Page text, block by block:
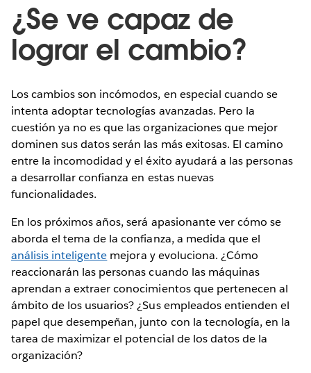
¿Se ve capaz de
lograr el cambio?
Los cambios son incómodos, en especial cuando se
intenta adoptar tecnologías avanzadas. Pero la
cuestión ya no es que las organizaciones que mejor
dominen sus datos serán las más exitosas. El camino
entre la incomodidad y el éxito ayudará a las personas
a desarrollar confianza en estas nuevas
funcionalidades.
En los próximos años, será apasionante ver cómo se
aborda el tema de la confianza, a medida que el
análisis inteligente mejora y evoluciona. ¿Cómo
reaccionarán las personas cuando las máquinas
aprendan a extraer conocimientos que pertenecen al
ámbito de los usuarios? ¿Sus empleados entienden el
papel que desempeñan, junto con la tecnología, en la
tarea de maximizar el potencial de los datos de la
organización?